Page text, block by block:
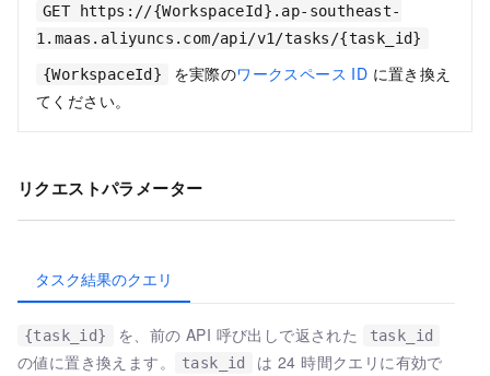
GET https://{WorkspaceId}.ap-southeast-
1.maas.aliyuncs.com/api/v1/tasks/{task_id}
{WorkspaceId} を実際のワークスペース ID に置き換え
てください。
リクエストパラメーター
タスク結果のクエリ
{task_id} を、前の API 呼び出しで返された task_id
の値に置き換えます。 task_id
は 24 時間クエリに有効で